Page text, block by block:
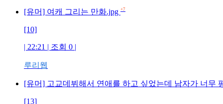
[유머] 여캐 그리는 만화.jpg +7
[10]
| 22:21 | 조회 0 |
루리웹
[유머] 고교데뷔해서 연애를 하고 싶었는데 남자가 너무
[13]